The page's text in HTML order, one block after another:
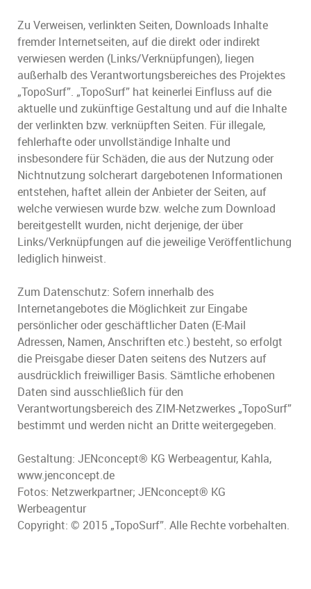
Zu Verweisen, verlinkten Seiten, Downloads Inhalte
fremder Internetseiten, auf die direkt oder indirekt
verwiesen werden (Links/Verknüpfungen), liegen
außerhalb des Verantwortungsbereiches des Projektes
„TopoSurf”. „TopoSurf” hat keinerlei Einfluss auf die
aktuelle und zukünftige Gestaltung und auf die Inhalte
der verlinkten bzw. verknüpften Seiten. Für illegale,
fehlerhafte oder unvollständige Inhalte und
insbesondere für Schäden, die aus der Nutzung oder
Nichtnutzung solcherart dargebotenen Informationen
entstehen, haftet allein der Anbieter der Seiten, auf
welche verwiesen wurde bzw. welche zum Download
bereitgestellt wurden, nicht derjenige, der über
Links/Verknüpfungen auf die jeweilige Veröffentlichung
lediglich hinweist.
Zum Datenschutz: Sofern innerhalb des
Internetangebotes die Möglichkeit zur Eingabe
persönlicher oder geschäftlicher Daten (E-Mail
Adressen, Namen, Anschriften etc.) besteht, so erfolgt
die Preisgabe dieser Daten seitens des Nutzers auf
ausdrücklich freiwilliger Basis. Sämtliche erhobenen
Daten sind ausschließlich für den
Verantwortungsbereich des ZIM-Netzwerkes „TopoSurf”
bestimmt und werden nicht an Dritte weitergegeben.
Gestaltung: JENconcept® KG Werbeagentur, Kahla,
www.jenconcept.de
Fotos: Netzwerkpartner; JENconcept® KG
Werbeagentur
Copyright: © 2015 „TopoSurf”. Alle Rechte vorbehalten.